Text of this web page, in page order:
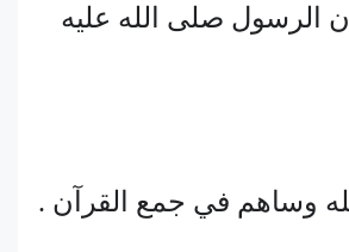
الرسول صلى الله عليه
وساهم في جمع القرآن .